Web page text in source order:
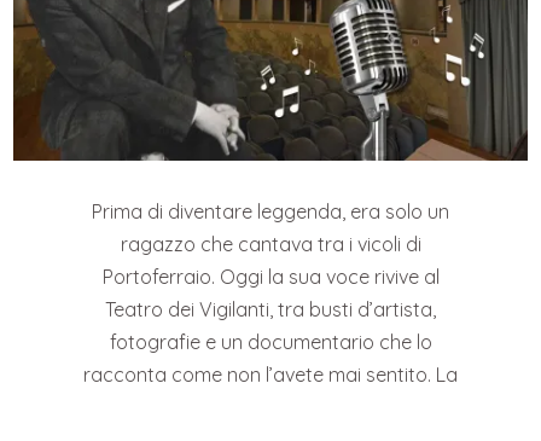
Prima di diventare leggenda, era solo un
ragazzo che cantava tra i vicoli di
Portoferraio. Oggi la sua voce rivive al
Teatro dei Vigilanti, tra busti d’artista,
fotografie e un documentario che lo
racconta come non l’avete mai sentito. La